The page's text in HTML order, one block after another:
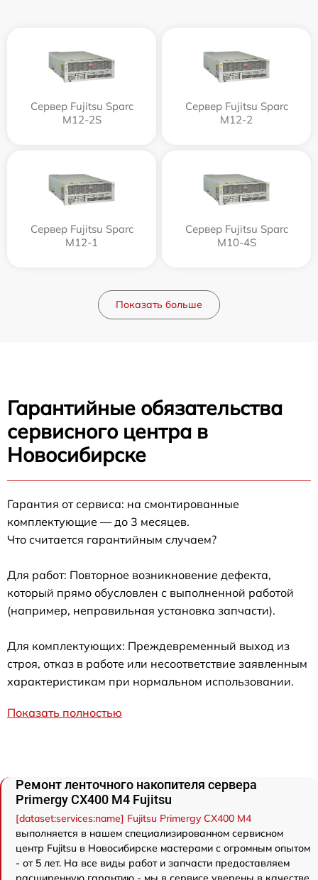
Сервер Fujitsu Sparc
M12-2S
Сервер Fujitsu Sparc
M12-2
Сервер Fujitsu Sparc
M12-1
Сервер Fujitsu Sparc
M10-4S
Показать больше
Гарантийные обязательства
сервисного центра в
Новосибирске
Гарантия от сервиса: на смонтированные
комплектующие — до 3 месяцев.
Что считается гарантийным случаем?
Для работ: Повторное возникновение дефекта,
который прямо обусловлен с выполненной работой
(например, неправильная установка запчасти).
Для комплектующих: Преждевременный выход из
строя, отказ в работе или несоответствие заявленным
характеристикам при нормальном использовании.
Показать полностью
Ремонт ленточного накопителя сервера
Primergy CX400 M4 Fujitsu
[dataset:services:name] Fujitsu Primergy CX400 M4
выполняется в нашем специализированном сервисном
центр Fujitsu в Новосибирске мастерами с огромным опытом
- от 5 лет. На все виды работ и запчасти предоставляем